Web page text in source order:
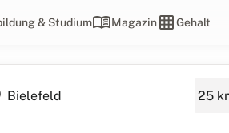
& Studiummenu_bookMagazingrid_onGehalt